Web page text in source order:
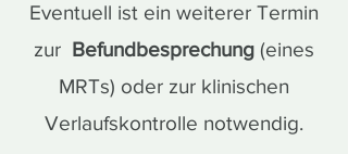
Eventuell ist ein weiterer Termin
zur Befundbesprechung (eines
MRTs) oder zur klinischen
Verlaufskontrolle notwendig.